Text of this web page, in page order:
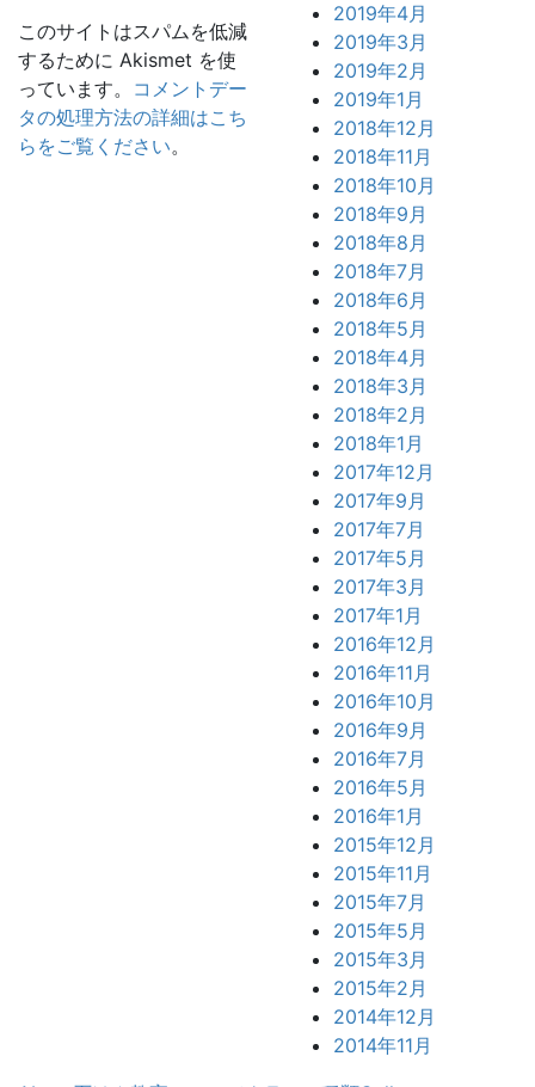
このサイトはスパムを低減
するために Akismet を使
っています。 コメントデー
タの処理方法の詳細はこち
らをご覧ください。
2019年4月
2019年3月
2019年2月
2019年1月
2018年12月
2018年11月
2018年10月
2018年9月
2018年8月
2018年7月
2018年6月
2018年5月
2018年4月
2018年3月
2018年2月
2018年1月
2017年12月
2017年9月
2017年7月
2017年5月
2017年3月
2017年1月
2016年12月
2016年11月
2016年10月
2016年9月
2016年7月
2016年5月
2016年1月
2015年12月
2015年11月
2015年7月
2015年5月
2015年3月
2015年2月
2014年12月
2014年11月